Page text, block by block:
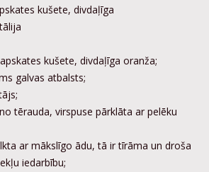
kušete, divdaļīga
kušete, divdaļīga oranža;
galvas atbalsts;
tērauda, virspuse pārklāta ar pelēku
ar mākslīgo ādu, tā ir tīrāma un droša
iedarbību;